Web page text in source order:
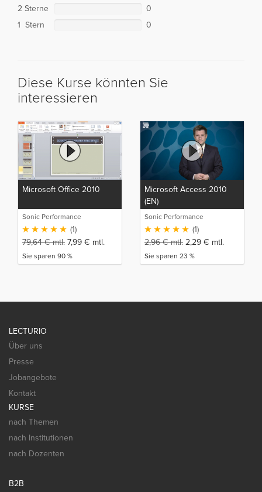
2 Sterne
0
1 Stern
0
Diese Kurse könnten Sie
interessieren
Microsoft Office 2010
Sonic Performance
(1)
79,64€mtl. 7,99 € mtl.
Sie sparen 90 %
Microsoft Access 2010
(EN)
Sonic Performance
(1)
2,96€mtl. 2,29 € mtl.
Sie sparen 23 %
LECTURIO
Über uns
Presse
Jobangebote
Kontakt
KURSE
nach Themen
nach Institutionen
nach Dozenten
B2B